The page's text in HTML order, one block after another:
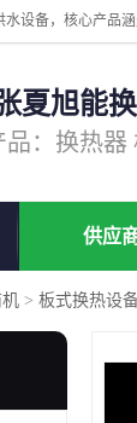
夏旭能
供应
> 板式换热设